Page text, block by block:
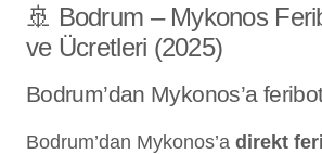
🚢 Bodrum – Mykonos
ve Ücretleri (2025)
Bodrum’dan Mykonos’a
Bodrum’dan Mykonos’a direkt